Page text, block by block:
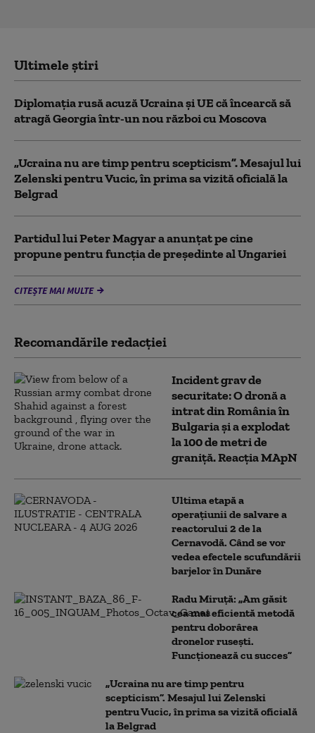
Ultimele știri
Diplomaţia rusă acuză Ucraina şi UE că încearcă să
atragă Georgia într-un nou război cu Moscova
„Ucraina nu are timp pentru scepticism”. Mesajul lui
Zelenski pentru Vucic, în prima sa vizită oficială la
Belgrad
Partidul lui Peter Magyar a anunțat pe cine
propune pentru funcția de președinte al Ungariei
CITEȘTE MAI MULTE
Recomandările redacţiei
Incident grav de
securitate: O dronă a
intrat din România în
Bulgaria şi a explodat
la 100 de metri de
graniţă. Reacția MApN
Ultima etapă a
operațiunii de salvare a
reactorului 2 de la
Cernavodă. Când se vor
vedea efectele scufundării
barjelor în Dunăre
Radu Miruță: „Am găsit
cea mai eficientă metodă
pentru doborârea
dronelor rusești.
Funcționează cu succes”
„Ucraina nu are timp pentru
scepticism”. Mesajul lui Zelenski
pentru Vucic, în prima sa vizită oficială
la Belgrad